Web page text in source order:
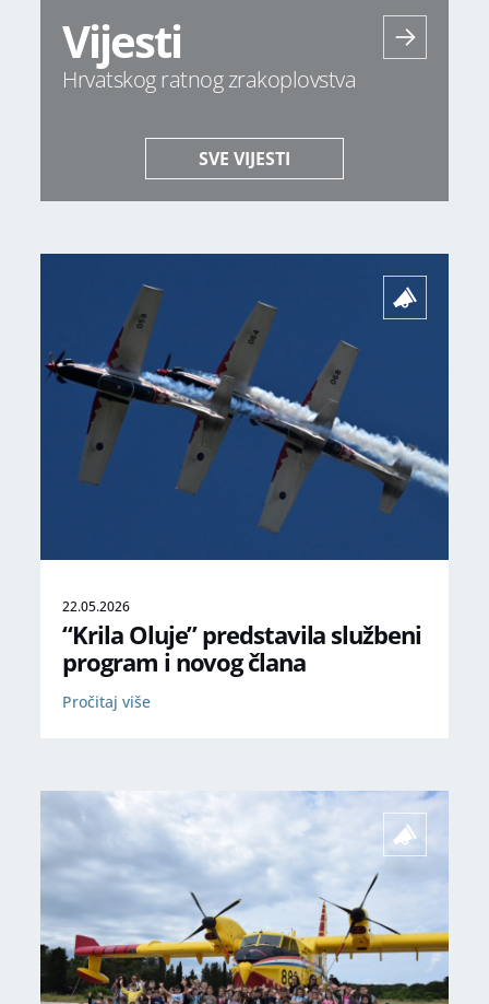
Vijesti
Hrvatskog ratnog zrakoplovstva
SVE VIJESTI
22.05.2026
“Krila Oluje” predstavila službeni
program i novog člana
Pročitaj više